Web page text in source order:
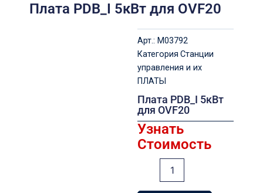
Плата PDB_I 5кВт для OVF20
Арт.: M03792
Категория Станции
управления и их
ПЛАТЫ
Плата PDB_I 5кВт
для OVF20
Узнать
Стоимость